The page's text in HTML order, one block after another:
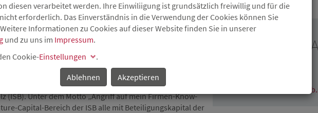
standen im Fokus des vierten Netzwerktreffens
Unter dem Motto „Angriff auf mein Firmen-Know-
Capital-Bereich der ISB alle mit Beteiligungskapital der
diesen verarbeitet werden. Ihre Einwiliigung ist grundsätzlich freiwillig und für die
erforderlich. Das Einverständnis in die Verwendung der Cookies können Sie
Informationen zu Cookies auf dieser Website finden Sie in unserer
und zu uns im Impressum.
Cookie-Einstellungen
.
Ablehnen
Akzeptieren